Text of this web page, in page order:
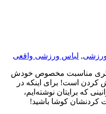
, لباس ورزشی واقعی
مناسبت مخصوص خودش
کردن است! برای اینکه در
که برایتان نوشته‌ایم،
کردنشان کوشا باشید!